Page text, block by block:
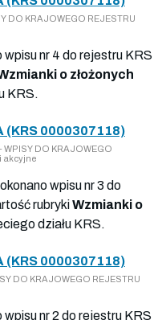
DO KRAJOWEGO REJESTRU
wpisu nr 4 do rejestru KRS
o złożonych
KRS.
(KRS 0000307118)
DO KRAJOWEGO
akcyjne
wpisu nr 3 do
rubrykiWzmianki o
działu KRS.
(KRS 0000307118)
DO KRAJOWEGO REJESTRU
wpisu nr 2 do rejestru KRS